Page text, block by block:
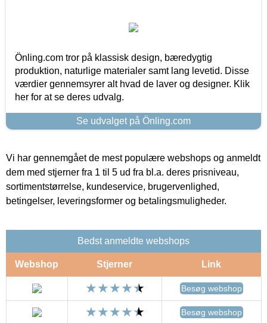
Önling.com tror på klassisk design, bæredygtig
produktion, naturlige materialer samt lang levetid. Disse
værdier gennemsyrer alt hvad de laver og designer. Klik
her for at se deres udvalg.
Se udvalget på Önling.com
Vi har gennemgået de mest populære webshops og anmeldt
dem med stjerner fra 1 til 5 ud fra bl.a. deres prisniveau,
sortimentstørrelse, kundeservice, brugervenlighed,
betingelser, leveringsformer og betalingsmuligheder.
Bedst anmeldte webshops
Webshop Stjerner Link
Besøg webshop
Besøg webshop